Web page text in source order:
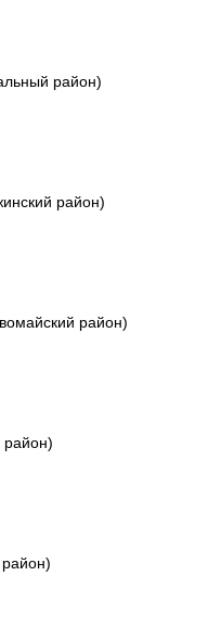
район)
район)
район)
район)